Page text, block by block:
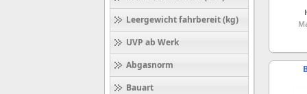
Leergewicht fahrbereit (kg)
UVP ab Werk
Abgasnorm
Bauart